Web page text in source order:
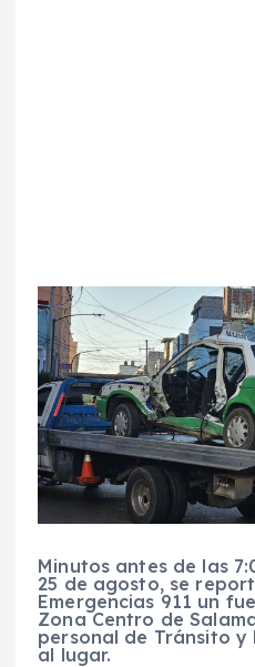
Minutos antes de las
25 de agosto, se
Emergencias 911 un
Zona Centro de
personal de Tránsito
al lugar.